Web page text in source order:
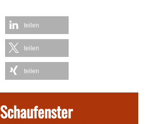
teilen
teilen
teilen
Schaufenster